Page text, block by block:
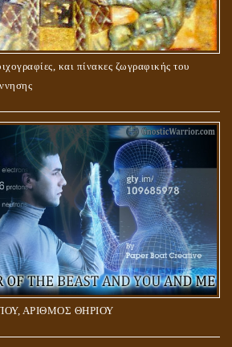
και πίνακες ζωγραφικής του
ΑΡΙΘΜΟΣ ΘΗΡΙΟΥ